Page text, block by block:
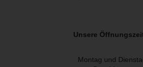
Unsere
Montag und